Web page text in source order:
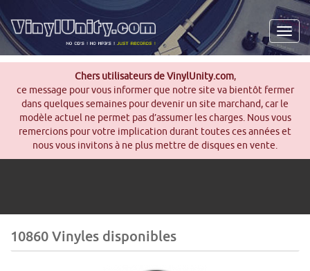
Chers utilisateurs de VinylUnity.com,
ce message pour vous informer que notre site va bientôt fermer
dans quelques semaines pour devenir un site marchand, car le
modèle actuel ne permet pas d’assumer les charges. Nous vous
remercions pour votre implication durant toutes ces années et
nous vous invitons à ne plus mettre de disques en vente.
10860 Vinyles disponibles